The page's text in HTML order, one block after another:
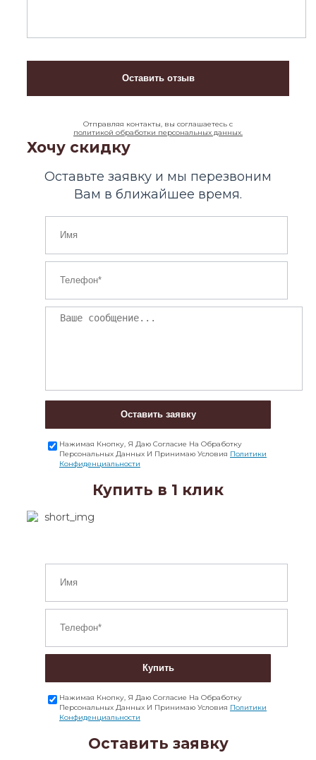
Отправляя контакты, вы соглашаетесь с
политикой обработки персональных данных.
Хочу скидку
Оставьте заявку и мы перезвоним
Вам в ближайшее время.
Оставить заявку
Нажимая Кнопку, Я Даю Согласие На Обработку
Персональных Данных И Принимаю Условия Политики
Конфиденциальности
Купить в 1 клик
Купить
Нажимая Кнопку, Я Даю Согласие На Обработку
Персональных Данных И Принимаю Условия Политики
Конфиденциальности
Оставить заявку